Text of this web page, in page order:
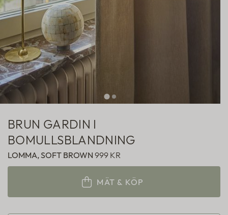
BRUN GARDIN I
BOMULLSBLANDNING
LOMMA, SOFT BROWN 999 KR
MÄT & KÖP